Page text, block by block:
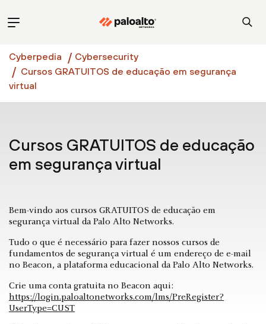
Cyberpedia
Cybersecurity
Cursos GRATUITOS de educação em segurança
virtual
Cursos GRATUITOS de educação
em segurança virtual
Bem-vindo aos cursos GRATUITOS de educação em
segurança virtual da Palo Alto Networks.
Tudo o que é necessário para fazer nossos cursos de
fundamentos de segurança virtual é um endereço de e-mail
no Beacon, a plataforma educacional da Palo Alto Networks.
Crie uma conta gratuita no Beacon aqui:
https://login.paloaltonetworks.com/lms/PreRegister?
UserType=CUST